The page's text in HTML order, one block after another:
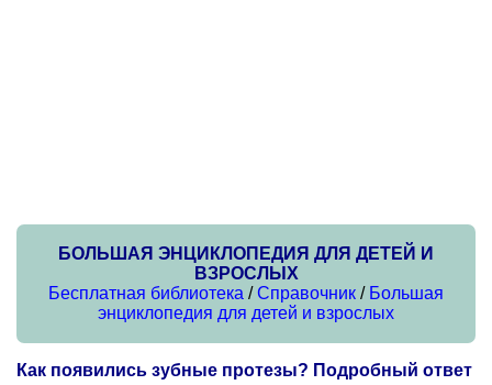
БОЛЬШАЯ ЭНЦИКЛОПЕДИЯ ДЛЯ ДЕТЕЙ И
ВЗРОСЛЫХ
Бесплатная библиотека /Справочник / Большая
энциклопедия для детей и взрослых
Как появились зубные протезы? Подробный ответ